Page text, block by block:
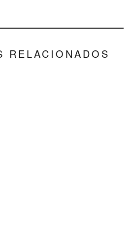
RELACIONADOS